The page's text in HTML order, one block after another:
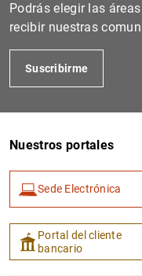
IT0004002178651
IT0002566018570
Podrás elegir las
recibir nuestras
Suscribirme
Nuestros portales
Sede Electrónica
Portal del cliente
bancario